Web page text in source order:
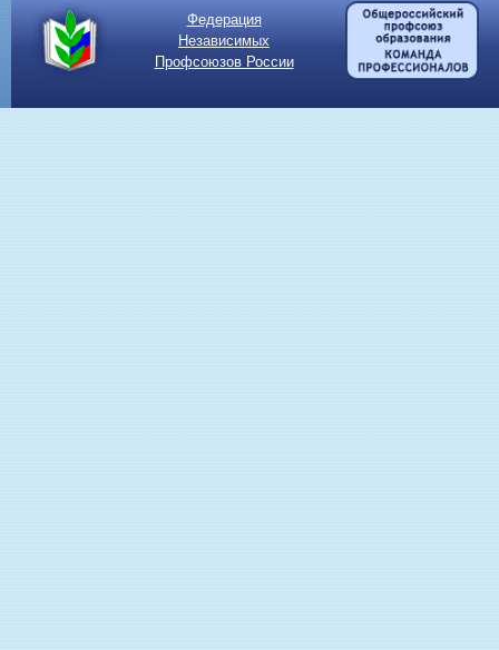
Федерация
Независимых
Профсоюзов России